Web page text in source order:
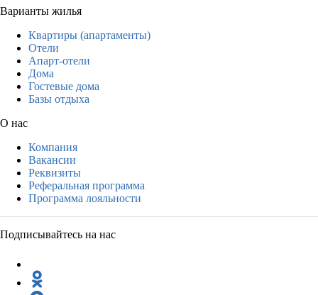
Варианты жилья
Квартиры (апартаменты)
Отели
Апарт-отели
Дома
Гостевые дома
Базы отдыха
О нас
Компания
Вакансии
Реквизиты
Реферальная программа
Программа лояльности
Подписывайтесь на нас